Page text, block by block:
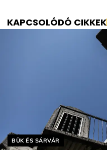
KAPCSOLÓDÓ CIKKEK
Helyszín címkék:
BÜK ÉS SÁRVÁR